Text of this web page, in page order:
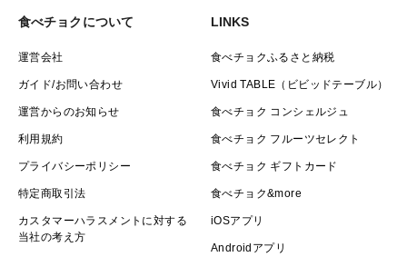
食べチョクについて
運営会社
ガイド/お問い合わせ
運営からのお知らせ
利用規約
プライバシーポリシー
特定商取引法
カスタマーハラスメントに対する
当社の考え方
LINKS
食べチョクふるさと納税
Vivid TABLE（ビビッドテーブル）
食べチョク コンシェルジュ
食べチョク フルーツセレクト
食べチョク ギフトカード
食べチョク&more
iOSアプリ
Androidアプリ